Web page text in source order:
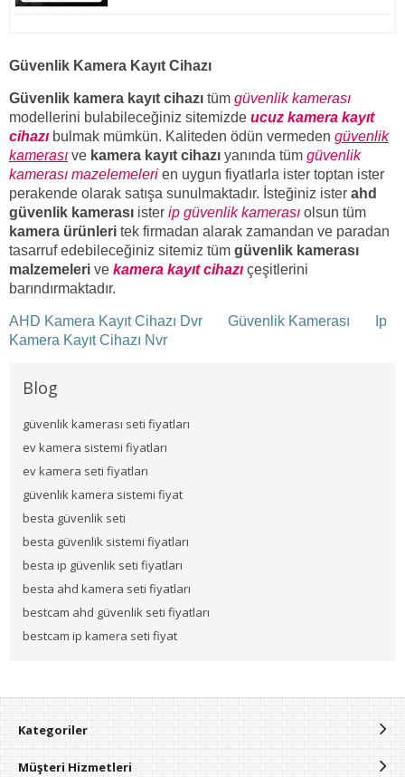
Güvenlik Kamera Kayıt Cihazı
Güvenlik kamera kayıt cihazı tüm güvenlik kamerası
modellerini bulabileceğiniz sitemizde ucuz kamera kayıt
cihazı bulmak mümkün. Kaliteden ödün vermeden güvenlik
kamerası ve kamera kayıt cihazı yanında tüm güvenlik
kamerası mazelemeleri en uygun fiyatlarla ister toptan ister
perakende olarak satışa sunulmaktadır. İsteğiniz ister ahd
güvenlik kamerası ister ip güvenlik kamerası olsun tüm
kamera ürünleri tek firmadan alarak zamandan ve paradan
tasarruf edebileceğiniz sitemiz tüm güvenlik kamerası
malzemeleri ve kamera kayıt cihazı çeşitlerini
barındırmaktadır.
AHD Kamera Kayıt Cihazı Dvr Güvenlik Kamerası
Ip
Kamera Kayıt Cihazı Nvr
Blog
güvenlik kamerası seti fiyatları
ev kamera sistemi fiyatları
ev kamera seti fiyatları
güvenlik kamera sistemi fiyat
besta güvenlik seti
besta güvenlik sistemi fiyatları
besta ip güvenlik seti fiyatları
besta ahd kamera seti fiyatları
bestcam ahd güvenlik seti fiyatları
bestcam ip kamera seti fiyat
Kategoriler
Müşteri Hizmetleri